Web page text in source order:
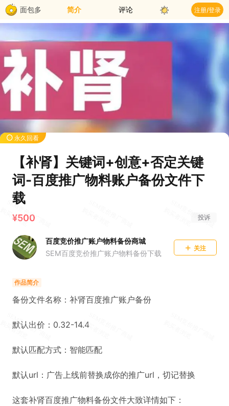
面包多 简介 评论 注册/登录
永久回看
【补肾】关键词+创意+否定关键
词-百度推广物料账户备份文件下
载
¥500 投诉
百度竞价推广账户物料备份商城
SEM百度竞价推广账户物料备份下载
关注
作品简介
备份文件名称：补肾百度推广账户备份
默认出价：0.32-14.4
默认匹配方式：智能匹配
默认url：广告上线前替换成你的推广url，切记替换
这套补肾百度推广物料备份文件大致详情如下：